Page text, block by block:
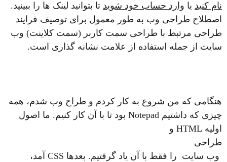
نام کنید یا وارد حساب خود شوید تا بتوانید لینک ها را ببینید.
اصطلاح طراحی وب به طور معمول برای توصیف فرایند
طراحی مرتبط با طراحی سمت کاربر (سمت کلاینت) وب
سایت از جمله استفاده از علامت نشانه گذاری است.
هنگامی که من شروع به کار کردم و طراح وب شدم، همه
چیزی که داشتیم Notepad بود تا با آن کار کنیم. ما اصول
اولیه HTML و
طراحی
وب سایت را فقط با آن یاد گرفتیم. بعدها CSS آمد،